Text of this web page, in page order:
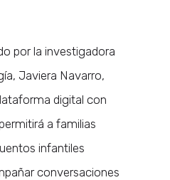
por la investigadora
Javiera Navarro,
digital con
a familias
infantiles
conversaciones